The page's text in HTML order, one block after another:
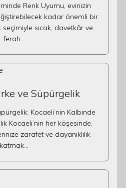
Renk Uyumu, evinizin
kadar önemli bir
sıcak, davetkâr ve
ferah…
ve Süpürgelik
Kocaeli’nin Kalbinde
Kocaeli’nin her köşesinde,
zarafet ve dayanıklılık
katmak…